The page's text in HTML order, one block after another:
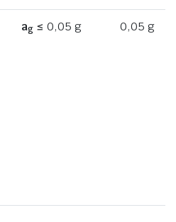
ag≤ 0,05 g 0,05 g